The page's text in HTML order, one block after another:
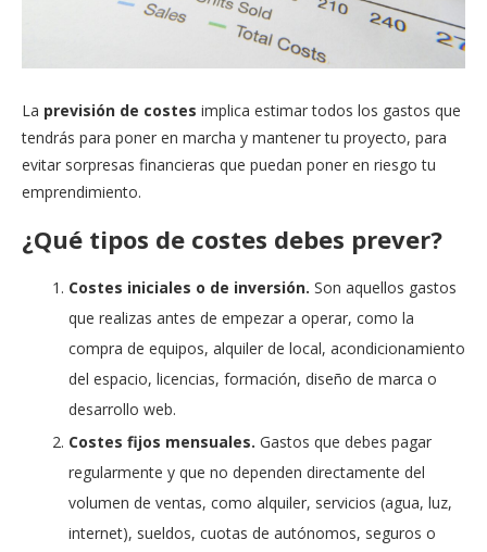
La previsión de costes implica estimar todos los gastos que
tendrás para poner en marcha y mantener tu proyecto, para
evitar sorpresas financieras que puedan poner en riesgo tu
emprendimiento.
¿Qué tipos de costes debes prever?
Costes iniciales o de inversión. Son aquellos gastos
que realizas antes de empezar a operar, como la
compra de equipos, alquiler de local, acondicionamiento
del espacio, licencias, formación, diseño de marca o
desarrollo web.
Costes fijos mensuales. Gastos que debes pagar
regularmente y que no dependen directamente del
volumen de ventas, como alquiler, servicios (agua, luz,
internet), sueldos, cuotas de autónomos, seguros o